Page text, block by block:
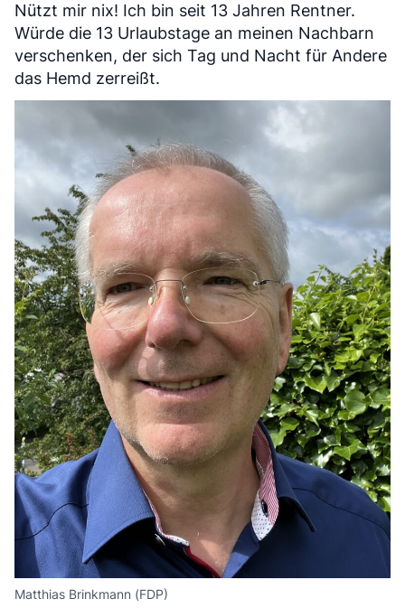
Nützt mir nix! Ich bin seit 13 Jahren Rentner.
Würde die 13 Urlaubstage an meinen Nachbarn
verschenken, der sich Tag und Nacht für Andere
das Hemd zerreißt.
Matthias Brinkmann (FDP)